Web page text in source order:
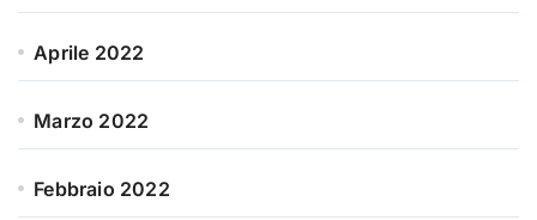
Aprile 2022
Marzo 2022
Febbraio 2022